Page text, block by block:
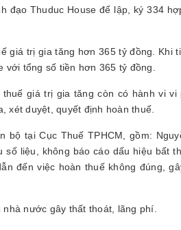
đạo Thuduc House để lập, ký 334
giá trị gia tăng hơn 365 tỷ đồng. Khi
với tổng số tiền hơn 365 tỷ đồng.
giá trị gia tăng còn có hành vi vi
xét duyệt, quyết định hoàn thuế.
bộ tại Cục Thuế TPHCM, gồm:
số liệu, không báo cáo dấu hiệu bất
đến việc hoàn thuế không đúng,
nhà nước gây thất thoát, lãng phí.